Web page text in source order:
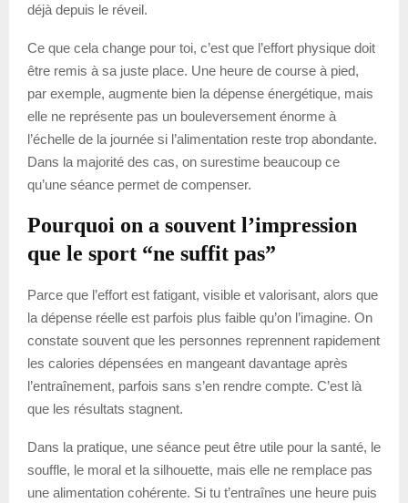
déjà depuis le réveil.
Ce que cela change pour toi, c’est que l’effort physique doit
être remis à sa juste place. Une heure de course à pied,
par exemple, augmente bien la dépense énergétique, mais
elle ne représente pas un bouleversement énorme à
l’échelle de la journée si l’alimentation reste trop abondante.
Dans la majorité des cas, on surestime beaucoup ce
qu’une séance permet de compenser.
Pourquoi on a souvent l’impression
que le sport “ne suffit pas”
Parce que l’effort est fatigant, visible et valorisant, alors que
la dépense réelle est parfois plus faible qu’on l’imagine. On
constate souvent que les personnes reprennent rapidement
les calories dépensées en mangeant davantage après
l’entraînement, parfois sans s’en rendre compte. C’est là
que les résultats stagnent.
Dans la pratique, une séance peut être utile pour la santé, le
souffle, le moral et la silhouette, mais elle ne remplace pas
une alimentation cohérente. Si tu t’entraînes une heure puis